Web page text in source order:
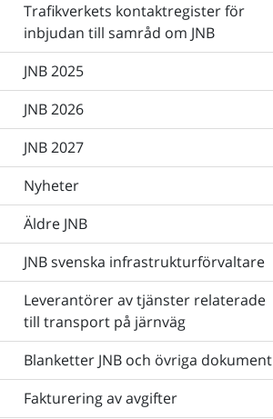
Trafikverkets kontaktregister för
inbjudan till samråd om JNB
JNB 2025
JNB 2026
JNB 2027
Nyheter
Äldre JNB
JNB svenska infrastrukturförvaltare
Leverantörer av tjänster relaterade
till transport på järnväg
Blanketter JNB och övriga dokument
Fakturering av avgifter